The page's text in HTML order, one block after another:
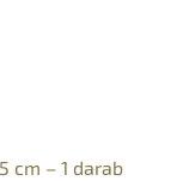
cm – 1 darab